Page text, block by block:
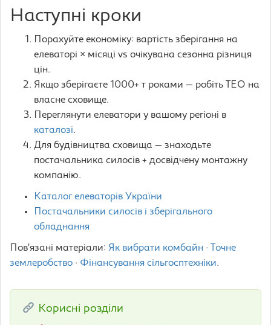
Наступні кроки
Порахуйте економіку: вартість зберігання на
елеваторі × місяці vs очікувана сезонна різниця
цін.
Якщо зберігаєте 1000+ т роками — робіть ТЕО на
власне сховище.
Переглянути елеватори у вашому регіоні в
каталозі.
Для будівництва сховища — знаходьте
постачальника силосів + досвідчену монтажну
компанію.
Каталог елеваторів України
Постачальники силосів і зберігального
обладнання
Пов’язані матеріали: Як вибрати комбайн ·
Точне
землеробство · Фінансування сільгосптехніки.
Корисні розділи